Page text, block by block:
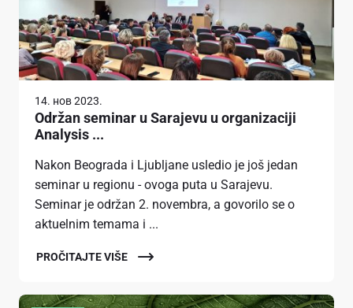
14. нов 2023.
Održan seminar u Sarajevu u organizaciji
Analysis ...
Nakon Beograda i Ljubljane usledio je još jedan
seminar u regionu - ovoga puta u Sarajevu.
Seminar je održan 2. novembra, a govorilo se o
aktuelnim temama i ...
PROČITAJTE VIŠE